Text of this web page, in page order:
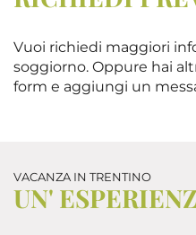
pubblicità e social media, i
con altre informazioni che
raccolto dal suo utilizzo dei
Vuoi richiedi maggiori
soggiorno. Oppure hai
form e aggiungi un
VACANZA IN TRENTINO
UN'